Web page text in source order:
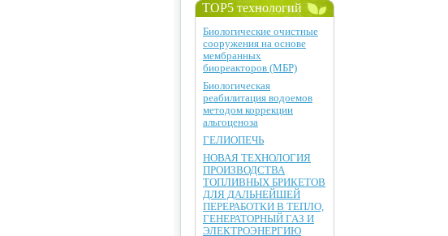
TOP5 технологий
Биологические очистные
сооружения на основе
мембранных
биореакторов (МБР)
Биологическая
реабилитация водоемов
методом коррекции
альгоценоза
ГЕЛИОПЕЧЬ
НОВАЯ ТЕХНОЛОГИЯ
ПРОИЗВОДСТВА
ТОПЛИВНЫХ БРИКЕТОВ
ДЛЯ ДАЛЬНЕЙШЕЙ
ПЕРЕРАБОТКИ В ТЕПЛО,
ГЕНЕРАТОРНЫЙ ГАЗ И
ЭЛЕКТРОЭНЕРГИЮ